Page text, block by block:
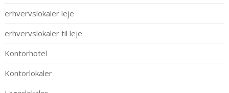
erhvervslokaler leje
erhvervslokaler til leje
Kontorhotel
Kontorlokaler